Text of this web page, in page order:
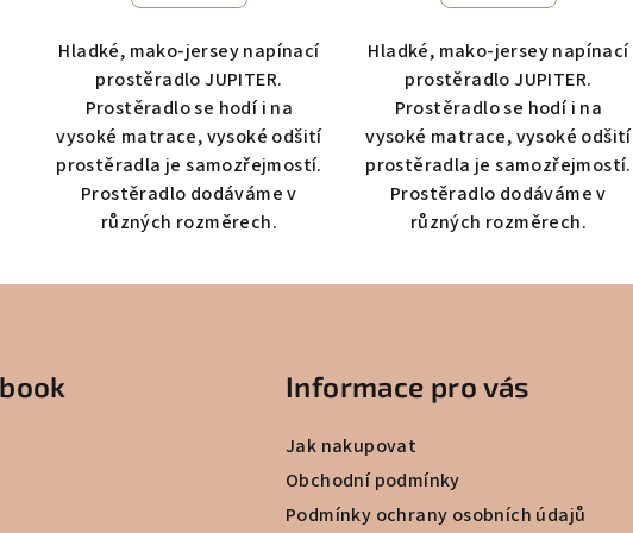
Hladké, mako-jersey napínací
prostěradlo JUPITER.
Prostěradlo se hodí i na
vysoké matrace, vysoké odšití
prostěradla je samozřejmostí.
Prostěradlo dodáváme v
různých rozměrech.
Hladké, mako-jersey napínací
prostěradlo JUPITER.
Prostěradlo se hodí i na
vysoké matrace, vysoké odšití
prostěradla je samozřejmostí.
Prostěradlo dodáváme v
různých rozměrech.
Informace pro vás
Jak nakupovat
Obchodní podmínky
Podmínky ochrany osobních údajů